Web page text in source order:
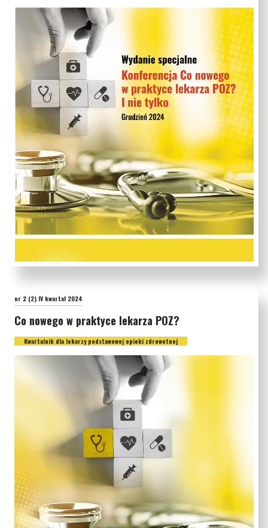
nr 2 (2) IV kwartał 2024
Co nowego w praktyce lekarza POZ?
Kwartalnik dla lekarzy podstawowej opieki zdrowotnej